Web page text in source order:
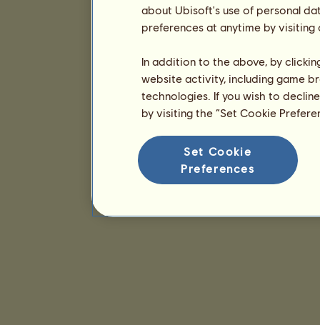
about Ubisoft's use of personal
preferences at anytime by
In addition to the above, by
website activity, including game
technologies. If you wish to
by visiting the “Set Cookie
Set Cookie
Preferences